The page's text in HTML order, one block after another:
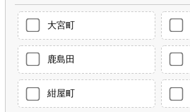
大宮町
鹿島田
紺屋町